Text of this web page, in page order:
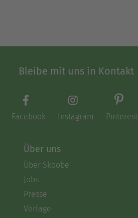
Bleibe mit uns in Kontakt
Facebook Instagram Pinterest
Über uns
Über Skoobe
Jobs
Presse
Verlage